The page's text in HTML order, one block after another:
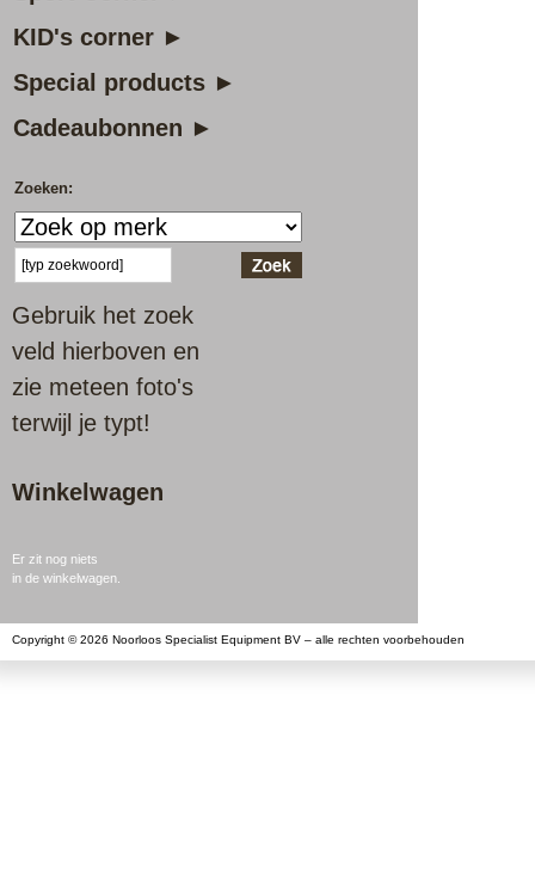
KID's corner ►
Special products ►
Cadeaubonnen ►
Zoeken:
Gebruik het zoek
veld hierboven en
zie meteen foto's
terwijl je typt!
Winkelwagen
Er zit nog niets
in de winkelwagen.
Copyright © 2026 Noorloos Specialist Equipment BV – alle rechten voorbehouden